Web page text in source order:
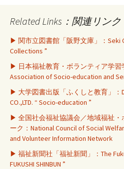
Related Links：関連リンク
▶ 関市立図書館「阪野文庫」：Seki
Collections ”
▶ 日本福祉教育・ボランティア学習
Association of Socio-education and
▶ 大学図書出版「ふくしと教育」：
CO.,LTD. “ Socio-education ”
▶ 全国社会福祉協議会／地域福祉・
ーク：National Council of Social
and Volunteer Information Network
▶ 福祉新聞社「福祉新聞」：The
FUKUSHI SHINBUN ”